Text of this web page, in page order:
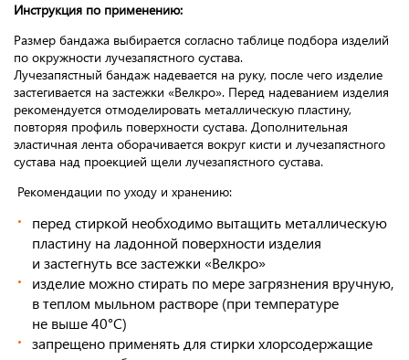
Инструкция по применению:
Размер бандажа выбирается согласно таблице подбора изделий
по окружности лучезапястного сустава.
Лучезапястный бандаж надевается на руку, после чего изделие
застегивается на застежки «Велкро». Перед надеванием изделия
рекомендуется отмоделировать металлическую пластину,
повторяя профиль поверхности сустава. Дополнительная
эластичная лента оборачивается вокруг кисти и лучезапястного
сустава над проекцией щели лучезапястного сустава.
Рекомендации по уходу и хранению:
перед стиркой необходимо вытащить металлическую
пластину на ладонной поверхности изделия
и застегнуть все застежки «Велкро»
изделие можно стирать по мере загрязнения вручную,
в теплом мыльном растворе (при температуре
не выше 40°С)
запрещено применять для стирки хлорсодержащие